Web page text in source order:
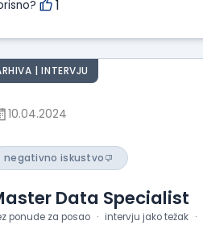
1
| INTERVJU
10.04.2024
negativno iskustvo
Data Specialist
ponude za posao intervju jako težak